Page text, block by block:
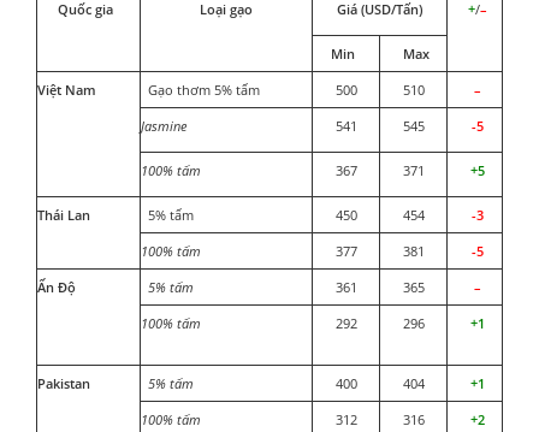
Quốc gia Loại gạo Giá (USD/Tấn) +/–
Min
Max
Việt Nam
Gạo thơm 5% tấm 500 510
–
Jasmine
541 545 -5
100% tấm 367 371 +5
Thái Lan 5% tấm 450 454
-3
100% tấm
377 381
-5
Ấn Độ
5% tấm 361 365
–
100% tấm
292 296 +1
Pakistan 5% tấm 400 404
+1
100% tấm
312 316
+2